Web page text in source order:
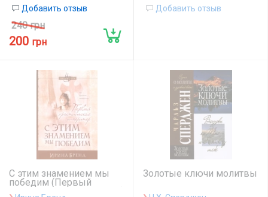
Добавить отзыв
240 грн
200 грн
Добавить отзыв
С этим знамением мы
победим (Первый
христианский император)
Золотые ключи молитвы